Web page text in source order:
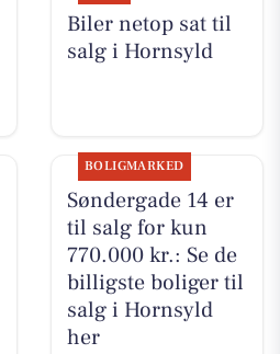
Biler netop sat til
salg i Hornsyld
BOLIGMARKED
Søndergade 14 er
til salg for kun
770.000 kr.: Se de
billigste boliger til
salg i Hornsyld
her